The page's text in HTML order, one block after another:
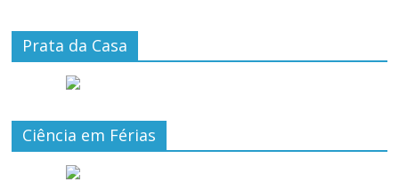
Prata da Casa
Ciência em Férias